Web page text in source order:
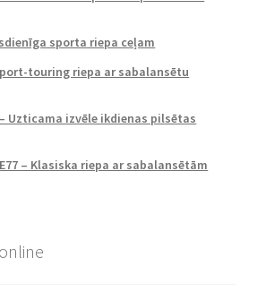
sporta riepa ceļam
touring riepa ar sabalansētu
Uzticama izvēle ikdienas pilsētas
– Klasiska riepa ar sabalansētām